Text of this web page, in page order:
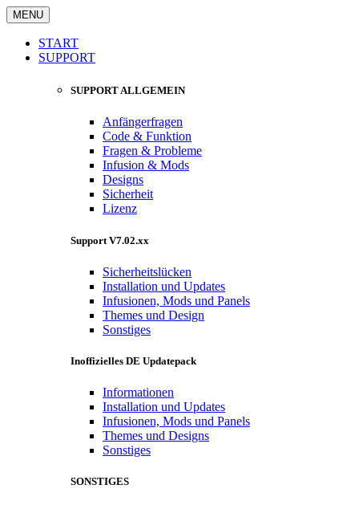
MENU
START
SUPPORT
SUPPORT ALLGEMEIN
Anfängerfragen
Code & Funktion
Fragen & Probleme
Infusion & Mods
Designs
Sicherheit
Lizenz
Support V7.02.xx
Sicherheitslücken
Installation und Updates
Infusionen, Mods und Panels
Themes und Design
Sonstiges
Inoffizielles DE Updatepack
Informationen
Installation und Updates
Infusionen, Mods und Panels
Themes und Designs
Sonstiges
SONSTIGES